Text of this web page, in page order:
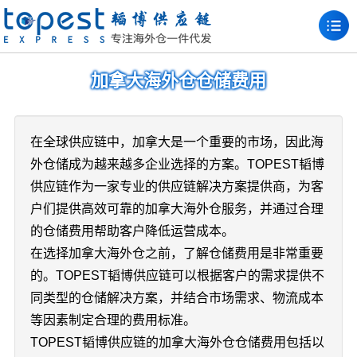
加拿大海外仓仓储费用
在全球供应链中，加拿大是一个重要的市场，因此海
外仓储成为越来越多企业选择的方案。TOPEST韬博
供应链作为一家专业的供应链解决方案提供商，为客
户们提供高效可靠的加拿大海外仓服务，并通过合理
的仓储费用帮助客户降低运营成本。
在选择加拿大海外仓之前，了解仓储费用是非常重要
的。TOPEST韬博供应链可以根据客户的需求提供不
同类型的仓储解决方案，并结合市场需求、物流成本
等因素制定合理的费用标准。
TOPEST韬博供应链的加拿大海外仓仓储费用包括以